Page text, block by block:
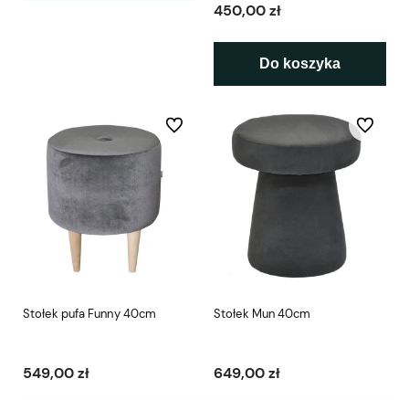
450,00 zł
Do koszyka
Stołek pufa Funny 40cm
549,00 zł
Do ulubionych
Stołek Mun 40cm
649,00 zł
Do